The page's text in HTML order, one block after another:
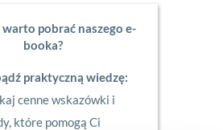
warto pobrać naszego e-
booka?
praktyczną wiedzę:
cenne wskazówki i
które pomogą Ci